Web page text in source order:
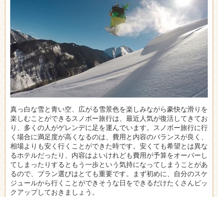
真っ白な雪と青い空、広がる雪景色を楽しみながら豪快な滑りを
楽しむことができるスノボー旅行は、最近人気が復活してきてお
り、多くの人がゲレンデに足を運んでいます。
スノボー旅行に行
く場合に満足度が高くなるのは、費用と内容のバランスが良く、
相場よりも安く行くことができた時です。安くても希望とは異な
るホテルだったり、内容はよいけれども費用が予算をオーバーし
てしまったりするともう一歩という気持になってしまうことがあ
るので、プラン選びはとても重要です。まず初めに、自分のスケ
ジュールから行くことができそうな日をできるだけたくさんピッ
クアップしておきましょう。